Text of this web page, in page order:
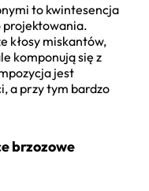
to kwintesencja
projektowania.
kłosy miskantów,
komponują się z
jest
a przy tym bardzo
brzozowe